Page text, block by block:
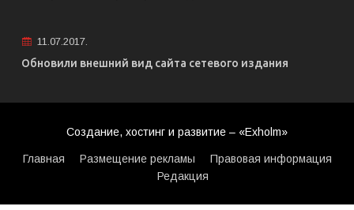
11.07.2017.
Обновили внешний вид сайта сетевого издания
Создание, хостинг и развитие – «Exholm»
Главная Размещение рекламы
Правовая информация
Редакция